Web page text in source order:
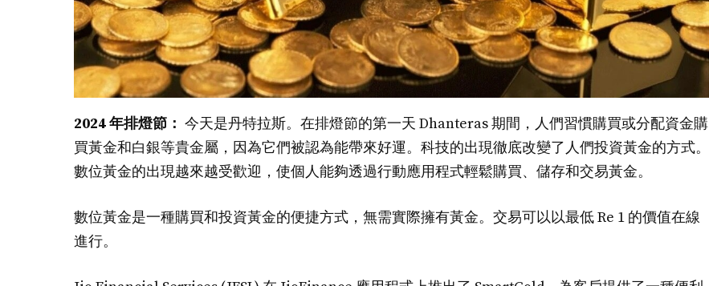
2024 年排燈節： 今天是丹特拉斯。在排燈節的第一天 Dhanteras 期間，人們習慣購買或分配資金購
買黃金和白銀等貴金屬，因為它們被認為能帶來好運。科技的出現徹底改變了人們投資黃金的方式。
數位黃金的出現越來越受歡迎，使個人能夠透過行動應用程式輕鬆購買、儲存和交易黃金。
數位黃金是一種購買和投資黃金的便捷方式，無需實際擁有黃金。交易可以以最低 Re 1 的價值在線
進行。